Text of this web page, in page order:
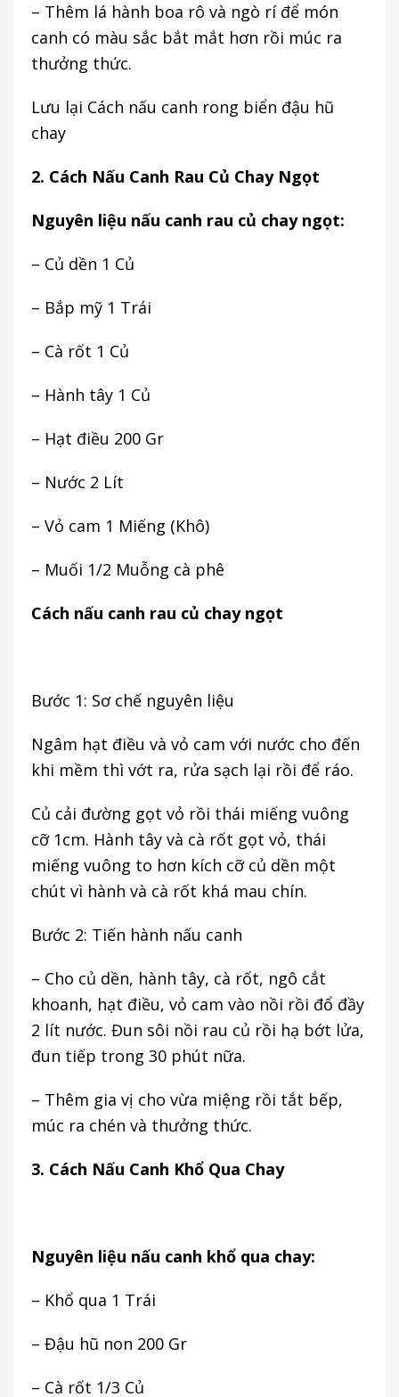
– Thêm lá hành boa rô và ngò rí để món
canh có màu sắc bắt mắt hơn rồi múc ra
thưởng thức.
Lưu lại Cách nấu canh rong biển đậu hũ
chay
2. Cách Nấu Canh Rau Củ Chay Ngọt
Nguyên liệu nấu canh rau củ chay ngọt:
– Củ dền 1 Củ
– Bắp mỹ 1 Trái
– Cà rốt 1 Củ
– Hành tây 1 Củ
– Hạt điều 200 Gr
– Nước 2 Lít
– Vỏ cam 1 Miếng (Khô)
– Muối 1/2 Muỗng cà phê
Cách nấu canh rau củ chay ngọt
Bước 1: Sơ chế nguyên liệu
Ngâm hạt điều và vỏ cam với nước cho đến
khi mềm thì vớt ra, rửa sạch lại rồi để ráo.
Củ cải đường gọt vỏ rồi thái miếng vuông
cỡ 1cm. Hành tây và cà rốt gọt vỏ, thái
miếng vuông to hơn kích cỡ củ dền một
chút vì hành và cà rốt khá mau chín.
Bước 2: Tiến hành nấu canh
– Cho củ dền, hành tây, cà rốt, ngô cắt
khoanh, hạt điều, vỏ cam vào nồi rồi đổ đầy
2 lít nước. Đun sôi nồi rau củ rồi hạ bớt lửa,
đun tiếp trong 30 phút nữa.
– Thêm gia vị cho vừa miệng rồi tắt bếp,
múc ra chén và thưởng thức.
3. Cách Nấu Canh Khổ Qua Chay
Nguyên liệu nấu canh khổ qua chay:
– Khổ qua 1 Trái
– Đậu hũ non 200 Gr
– Cà rốt 1/3 Củ